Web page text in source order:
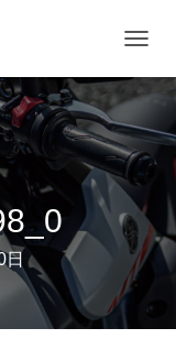
ビ
ー
シ
ョ
ン
を
り
日